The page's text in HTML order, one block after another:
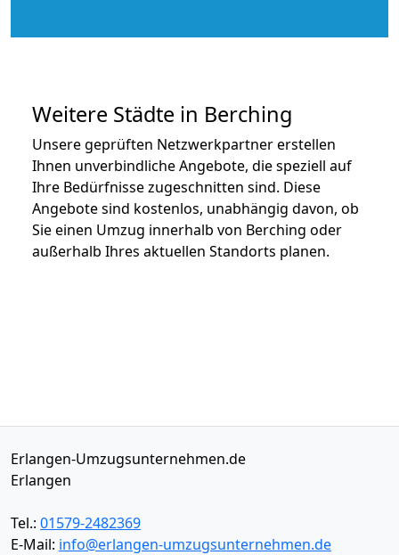
Weitere Städte in Berching
Unsere geprüften Netzwerkpartner erstellen
Ihnen unverbindliche Angebote, die speziell auf
Ihre Bedürfnisse zugeschnitten sind. Diese
Angebote sind kostenlos, unabhängig davon, ob
Sie einen Umzug innerhalb von Berching oder
außerhalb Ihres aktuellen Standorts planen.
Erlangen-Umzugsunternehmen.de
Erlangen
Tel.: 01579-2482369
E-Mail: info@erlangen-umzugsunternehmen.de